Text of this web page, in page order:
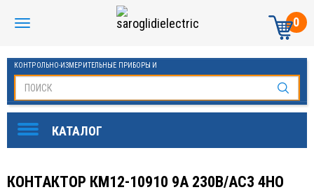
0
КОНТРОЛЬНО-ИЗМЕРИТЕЛЬНЫЕ ПРИБОРЫ И
КОНТАКТОР КМ12-10910 9А 230В/АС3 4НО